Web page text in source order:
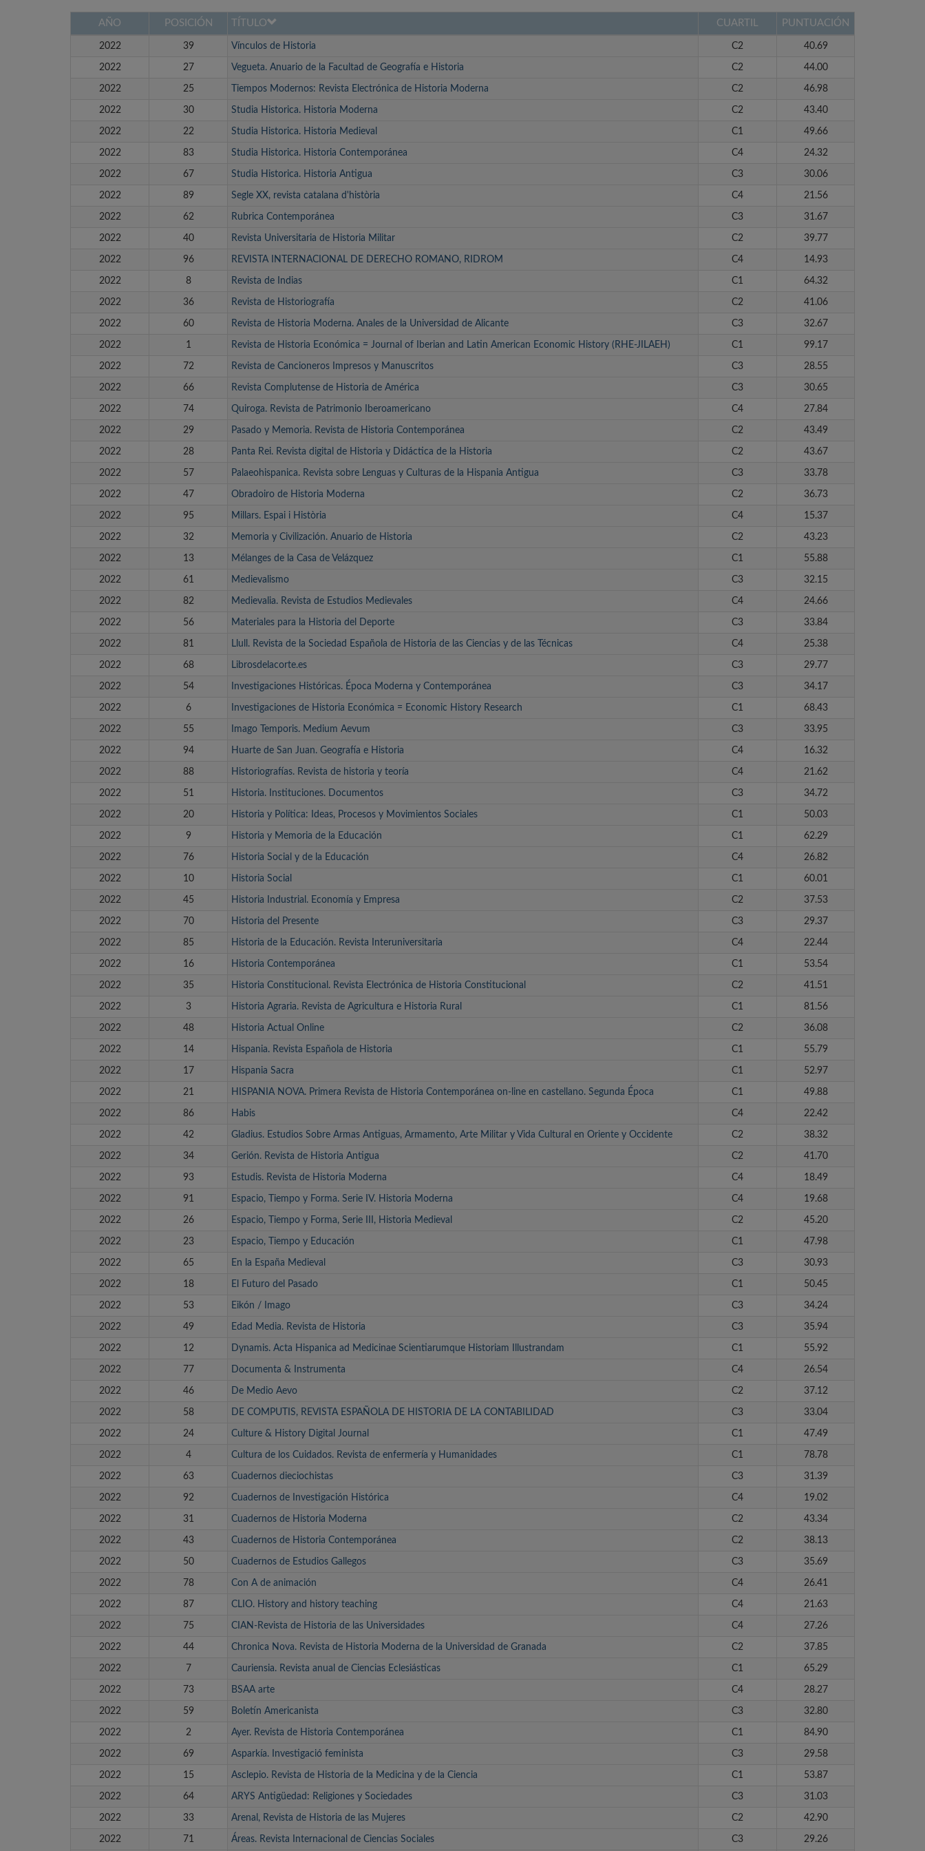
AÑO POSICIÓN TÍTULO CUARTIL PUNTUACIÓN
2022 39 Vínculos de Historia C2 40.69
2022 27 Vegueta. Anuario de la Facultad de Geografía e Historia C2 44.00
2022 25 Tiempos Modernos: Revista Electrónica de Historia Moderna C2 46.98
2022 30 Studia Historica. Historia Moderna C2 43.40
2022 22 Studia Historica. Historia Medieval C1 49.66
2022 83 Studia Historica. Historia Contemporánea C4 24.32
2022 67 Studia Historica. Historia Antigua C3 30.06
2022 89 Segle XX, revista catalana d'història C4 21.56
2022 62 Rubrica Contemporánea C3 31.67
2022 40 Revista Universitaria de Historia Militar C2 39.77
2022 96 REVISTA INTERNACIONAL DE DERECHO ROMANO, RIDROM C4 14.93
2022 8 Revista de Indias C1 64.32
2022 36 Revista de Historiografía C2 41.06
2022 60 Revista de Historia Moderna. Anales de la Universidad de Alicante C3 32.67
2022 1 Revista de Historia Económica = Journal of Iberian and Latin American Economic History (RHE-JILAEH) C1 99.17
2022 72 Revista de Cancioneros Impresos y Manuscritos C3 28.55
2022 66 Revista Complutense de Historia de América C3 30.65
2022 74 Quiroga. Revista de Patrimonio Iberoamericano C4 27.84
2022 29 Pasado y Memoria. Revista de Historia Contemporánea C2 43.49
2022 28 Panta Rei. Revista digital de Historia y Didáctica de la Historia C2 43.67
2022 57 Palaeohispanica. Revista sobre Lenguas y Culturas de la Hispania Antigua C3 33.78
2022 47 Obradoiro de Historia Moderna C2 36.73
2022 95 Millars. Espai i Història C4 15.37
2022 32 Memoria y Civilización. Anuario de Historia C2 43.23
2022 13 Mélanges de la Casa de Velázquez C1 55.88
2022 61 Medievalismo C3 32.15
2022 82 Medievalia. Revista de Estudios Medievales C4 24.66
2022 56 Materiales para la Historia del Deporte C3 33.84
2022 81 Llull. Revista de la Sociedad Española de Historia de las Ciencias y de las Técnicas C4 25.38
2022 68 Librosdelacorte.es C3 29.77
2022 54 Investigaciones Históricas. Época Moderna y Contemporánea C3 34.17
2022 6 Investigaciones de Historia Económica = Economic History Research C1 68.43
2022 55 Imago Temporis. Medium Aevum C3 33.95
2022 94 Huarte de San Juan. Geografía e Historia C4 16.32
2022 88 Historiografías. Revista de historia y teoría C4 21.62
2022 51 Historia. Instituciones. Documentos C3 34.72
2022 20 Historia y Política: Ideas, Procesos y Movimientos Sociales C1 50.03
2022 9 Historia y Memoria de la Educación C1 62.29
2022 76 Historia Social y de la Educación C4 26.82
2022 10 Historia Social C1 60.01
2022 45 Historia Industrial. Economía y Empresa C2 37.53
2022 70 Historia del Presente C3 29.37
2022 85 Historia de la Educación. Revista Interuniversitaria C4 22.44
2022 16 Historia Contemporánea C1 53.54
2022 35 Historia Constitucional. Revista Electrónica de Historia Constitucional C2 41.51
2022 3 Historia Agraria. Revista de Agricultura e Historia Rural C1 81.56
2022 48 Historia Actual Online C2 36.08
2022 14 Hispania. Revista Española de Historia C1 55.79
2022 17 Hispania Sacra C1 52.97
2022 21 HISPANIA NOVA. Primera Revista de Historia Contemporánea on-line en castellano. Segunda Época C1 49.88
2022 86 Habis C4 22.42
2022 42 Gladius. Estudios Sobre Armas Antiguas, Armamento, Arte Militar y Vida Cultural en Oriente y Occidente C2 38.32
2022 34 Gerión. Revista de Historia Antigua C2 41.70
2022 93 Estudis. Revista de Historia Moderna C4 18.49
2022 91 Espacio, Tiempo y Forma. Serie IV. Historia Moderna C4 19.68
2022 26 Espacio, Tiempo y Forma, Serie III, Historia Medieval C2 45.20
2022 23 Espacio, Tiempo y Educación C1 47.98
2022 65 En la España Medieval C3 30.93
2022 18 El Futuro del Pasado C1 50.45
2022 53 Eikón / Imago C3 34.24
2022 49 Edad Media. Revista de Historia C3 35.94
2022 12 Dynamis. Acta Hispanica ad Medicinae Scientiarumque Historiam Illustrandam C1 55.92
2022 77 Documenta & Instrumenta C4 26.54
2022 46 De Medio Aevo C2 37.12
2022 58 DE COMPUTIS, REVISTA ESPAÑOLA DE HISTORIA DE LA CONTABILIDAD C3 33.04
2022 24 Culture & History Digital Journal C1 47.49
2022 4 Cultura de los Cuidados. Revista de enfermería y Humanidades C1 78.78
2022 63 Cuadernos dieciochistas C3 31.39
2022 92 Cuadernos de Investigación Histórica C4 19.02
2022 31 Cuadernos de Historia Moderna C2 43.34
2022 43 Cuadernos de Historia Contemporánea C2 38.13
2022 50 Cuadernos de Estudios Gallegos C3 35.69
2022 78 Con A de animación C4 26.41
2022 87 CLIO. History and history teaching C4 21.63
2022 75 CIAN-Revista de Historia de las Universidades C4 27.26
2022 44 Chronica Nova. Revista de Historia Moderna de la Universidad de Granada C2 37.85
2022 7 Cauriensia. Revista anual de Ciencias Eclesiásticas C1 65.29
2022 73 BSAA arte C4 28.27
2022 59 Boletín Americanista C3 32.80
2022 2 Ayer. Revista de Historia Contemporánea C1 84.90
2022 69 Asparkía. Investigació feminista C3 29.58
2022 15 Asclepio. Revista de Historia de la Medicina y de la Ciencia C1 53.87
2022 64 ARYS Antigüedad: Religiones y Sociedades C3 31.03
2022 33 Arenal, Revista de Historia de las Mujeres C2 42.90
2022 71 Áreas. Revista Internacional de Ciencias Sociales C3 29.26